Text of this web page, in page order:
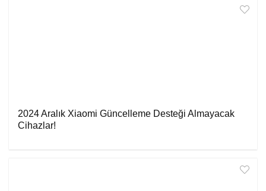
2024 Aralık Xiaomi Güncelleme Desteği Almayacak
Cihazlar!